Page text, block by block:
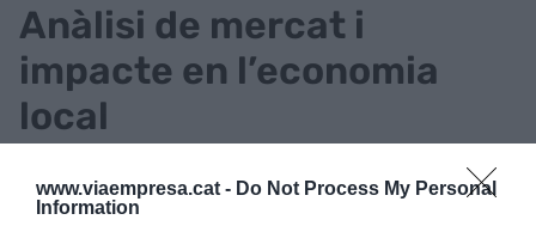
www.viaempresa.cat - Do Not Process My Personal
Information
Anàlisi de mercat i
impacte en l’economia
local
preveu una fluïdesa entre les relacions